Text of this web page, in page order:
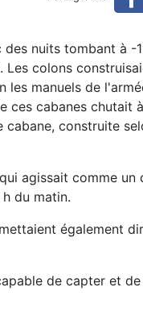
nuits tombant à -
Les colons
les manuels de
ces cabanes chutait
cabane, construite
agissait comme un
du matin.
également
de capter et